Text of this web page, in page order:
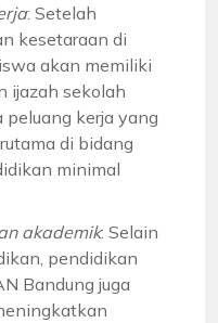
: Setelah
kesetaraan di
akan memiliki
ijazah sekolah
kerja yang
di bidang
minimal
akademik: Selain
pendidikan
Bandung juga